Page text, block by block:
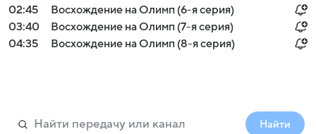
02:45
Восхождение на Олимп (6-я серия)
03:40
Восхождение на Олимп (7-я серия)
04:35
Восхождение на Олимп (8-я серия)
Найти